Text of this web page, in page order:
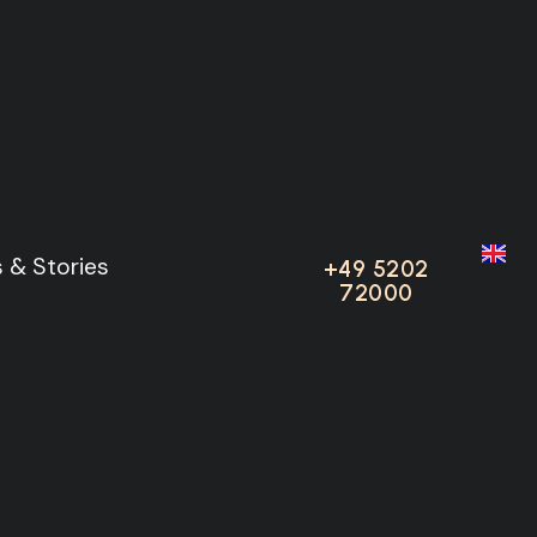
& Stories
+49 5202
72000
& Stories
+49 5202
72000